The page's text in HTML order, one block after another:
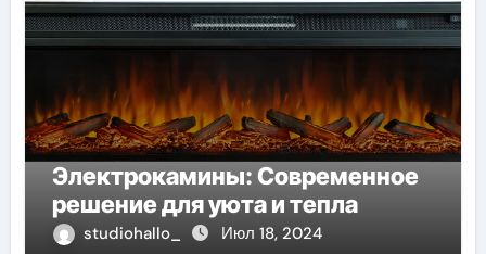
Электрокамины: Современное
решение для уюта и тепла
studiohallo_ Июл 18, 2024